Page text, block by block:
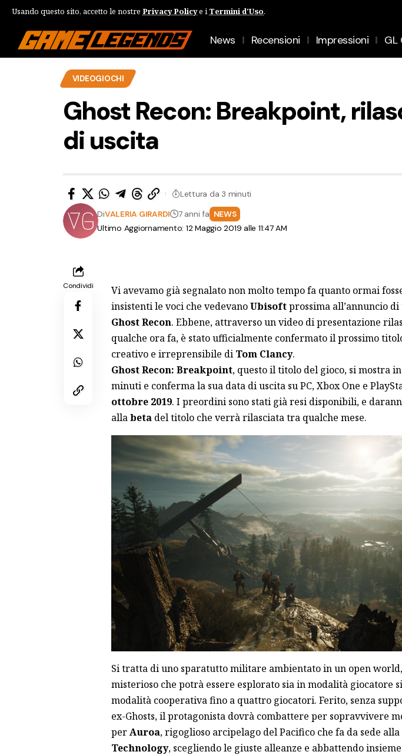
Usando questo sito, accetto le nostre Privacy Policye i Termini d'Uso.
News Recensioni Impressioni GL
VIDEOGIOCHI
Ghost Recon: Breakpoint,
di uscita
Ultimo Aggiornamento: 12 Maggio 2019 alle 11:47 AM
DiVALERIA GIRARDI 7 anni fa NEWS
Lettura da 3 minuti
Condividi Vi avevamo già segnalato non molto tempo fa quanto ormai
insistenti le voci che vedevanoUbisoftprossima all’annuncio
Ghost Recon. Ebbene, attraverso un video di presentazione
qualche ora fa, è stato ufficialmente confermato il prossimo
creativo e irreprensibile di Tom Clancy.
Ghost Recon: Breakpoint, questo il titolo del gioco, si mostra
minuti e conferma la sua data di uscita su PC, Xbox One e
ottobre 2019. I preordini sono stati già resi disponibili, e
allabetadel titolo che verrà rilasciata tra qualche mese.
Si tratta di uno sparatutto militare ambientato in un open
misterioso che potrà essere esplorato sia in modalità giocatore
modalità cooperativa fino a quattro giocatori. Ferito, senza
ex-Ghosts, il protagonista dovrà combattere per sopravvivere
perAuroa, rigoglioso arcipelago del Pacifico che fa da sede
Technology, scegliendo le giuste alleanze e abbattendo